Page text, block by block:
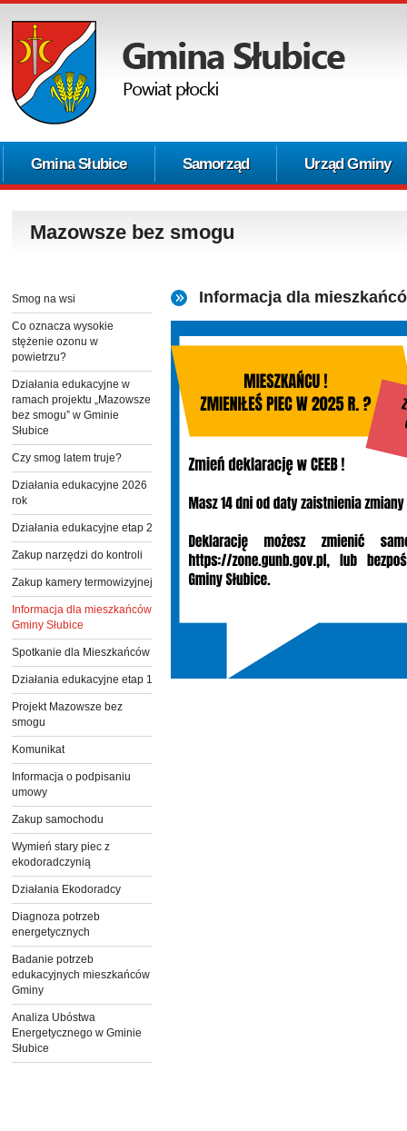
Gmina Słubice Samorząd Urząd Gminy
Mazowsze bez smogu
Smog na wsi
Co oznacza wysokie
stężenie ozonu w
powietrzu?
Działania edukacyjne w
ramach projektu „Mazowsze
bez smogu” w Gminie
Słubice
Czy smog latem truje?
Działania edukacyjne 2026
rok
Działania edukacyjne etap 2
Zakup narzędzi do kontroli
Zakup kamery termowizyjnej
Informacja dla mieszkańców
Gminy Słubice
Spotkanie dla Mieszkańców
Działania edukacyjne etap 1
Projekt Mazowsze bez
smogu
Komunikat
Informacja o podpisaniu
umowy
Zakup samochodu
Wymień stary piec z
ekodoradczynią
Działania Ekodoradcy
Diagnoza potrzeb
energetycznych
Badanie potrzeb
edukacyjnych mieszkańców
Gminy
Analiza Ubóstwa
Energetycznego w Gminie
Słubice
Informacja dla